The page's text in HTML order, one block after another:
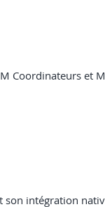
Coordinateurs et
intégration